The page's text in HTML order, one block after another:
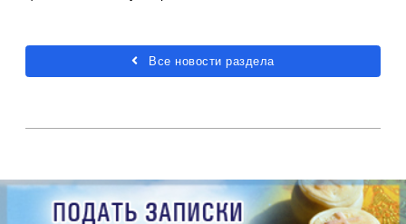
Все новости раздела